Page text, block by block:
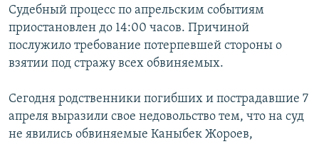
ЭКСПЕРТТЕР ТАЛДАЙТ
БИЗ ЖАНА ДҮЙНӨ
ДАНИСТЕ
АЗАТТЫК+
ЫҢГАЙСЫЗ СУРООЛОР
ӨЗГӨЧӨ ПИКИР
Русский
Судебный процесс по апрельским событиям
приостановлен до 14:00 часов. Причиной
послужило требование потерпевшей стороны о
взятии под стражу всех обвиняемых.
Сегодня родственники погибших и пострадавшие 7
апреля выразили свое недовольство тем, что на суд
не явились обвиняемые Каныбек Жороев,